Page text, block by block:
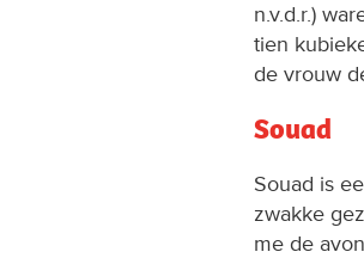
n.v.d.r.)
tien
de vrouw
Souad
Souad is
zwakke
me de